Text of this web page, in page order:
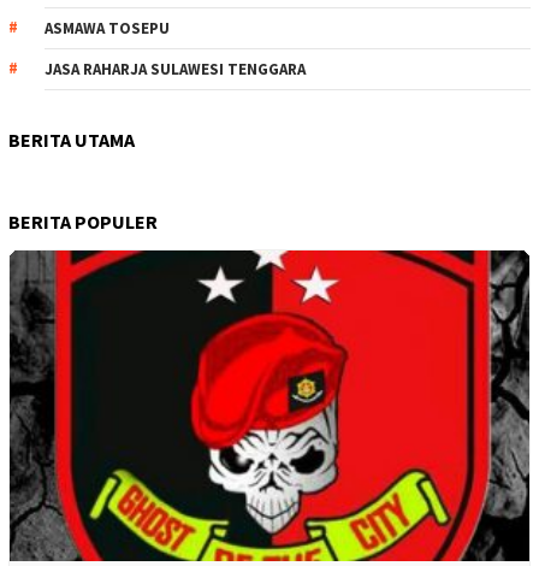
ASMAWA TOSEPU
JASA RAHARJA SULAWESI TENGGARA
BERITA UTAMA
BERITA POPULER